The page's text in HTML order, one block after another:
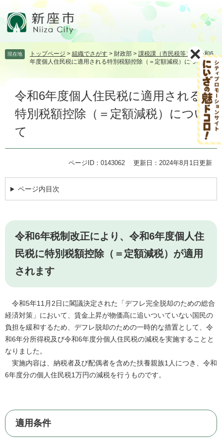
頭飛 現在地 トップページ > 組織でさがす > 財政部 > 課税課（市民税等） >令和6
年度個人住民税に適用される特別税額控除（＝定額減税）について
令和6年度個人住民税に適用される
特別税額控除（＝定額減税）につい
て
ページID：0143062 更新日：2024年8月1日更新
ページ内目次
令和6年税制改正により、令和6年度個人住
民税に特別税額控除（＝定額減税）が適用
されます
令和5年11月2日に閣議決定された「デフレ完全脱却のための総合
経済対策」において、賃金上昇が物価高に追いついていない国民の
負担を緩和するため、デフレ脱却のための一時的な措置として、令
和6年分所得税及び令和6年度分個人住民税の減税を実施することと
なりました。
実施内容は、納税者及び配偶者を含めた扶養親族1人につき、令和
6年度分の個人住民税1万円の減税を行うものです。
適用条件